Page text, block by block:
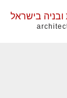
ובניה בישראל